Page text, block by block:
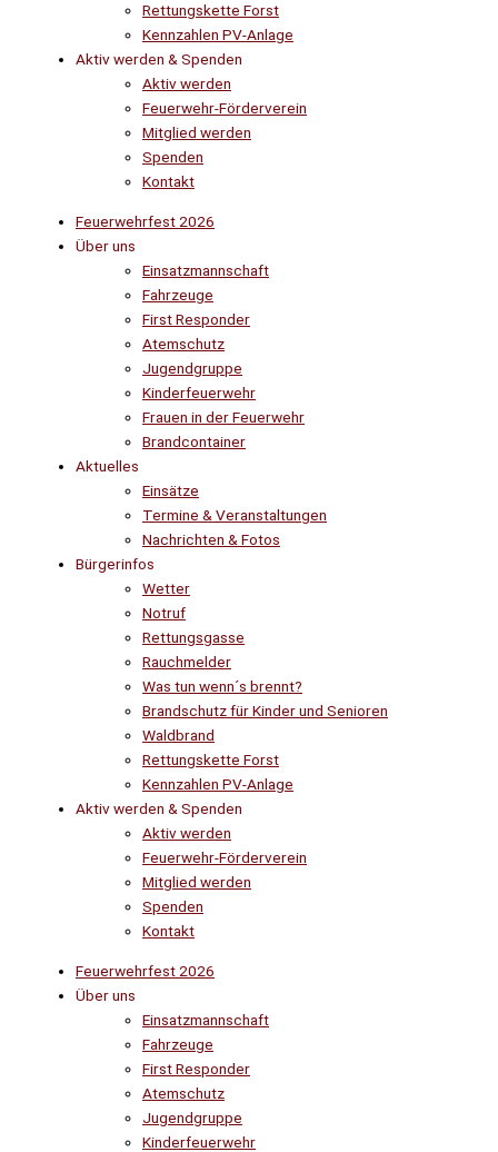
Rettungskette Forst
Kennzahlen PV-Anlage
Aktiv werden & Spenden
Aktiv werden
Feuerwehr-Förderverein
Mitglied werden
Spenden
Kontakt
Feuerwehrfest 2026
Über uns
Einsatzmannschaft
Fahrzeuge
First Responder
Atemschutz
Jugendgruppe
Kinderfeuerwehr
Frauen in der Feuerwehr
Brandcontainer
Aktuelles
Einsätze
Termine & Veranstaltungen
Nachrichten & Fotos
Bürgerinfos
Wetter
Notruf
Rettungsgasse
Rauchmelder
Was tun wenn´s brennt?
Brandschutz für Kinder und Senioren
Waldbrand
Rettungskette Forst
Kennzahlen PV-Anlage
Aktiv werden & Spenden
Aktiv werden
Feuerwehr-Förderverein
Mitglied werden
Spenden
Kontakt
Feuerwehrfest 2026
Über uns
Einsatzmannschaft
Fahrzeuge
First Responder
Atemschutz
Jugendgruppe
Kinderfeuerwehr